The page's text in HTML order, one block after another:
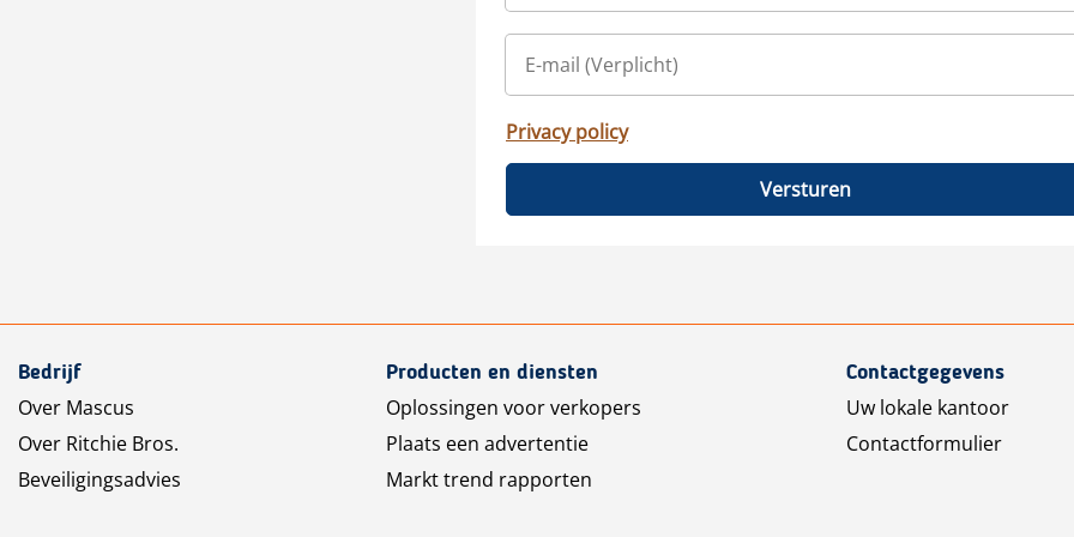
Privacy policy
Versturen
Bedrijf
Over Mascus
Over Ritchie Bros.
Beveiligingsadvies
Producten en diensten
Oplossingen voor verkopers
Plaats een advertentie
Markt trend rapporten
Contactgegevens
Uw lokale kantoor
Contactformulier